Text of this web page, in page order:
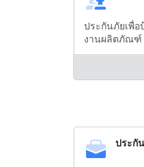
ประกันภัยเพื่อ
งานผลิตภัณฑ์
ประกั